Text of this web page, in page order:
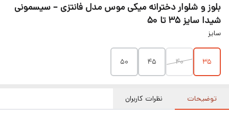
بلوز و شلوار دخترانه میکی موس مدل فانتزی – سیسمونی
شیدا سایز ۳۵ تا ۵۰
سایز
35
40
45
50
توضیحات نظرات کاربران